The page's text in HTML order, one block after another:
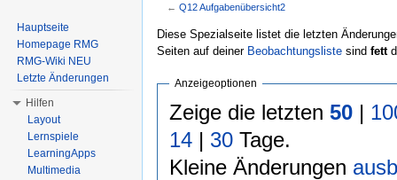
← Q12 Aufgabenübersicht2
Diese Spezialseite listet die letzten
Seiten auf deiner Beobachtungsliste sind fett
Anzeigeoptionen
Zeige die letzten 50|
14| 30Tage.
Kleine Änderungen
Hauptseite
Homepage RMG
RMG-Wiki NEU
Letzte Änderungen
Hilfen
Layout
Lernspiele
LearningApps
Multimedia